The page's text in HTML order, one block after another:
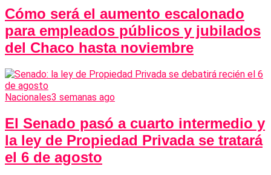
Cómo será el aumento escalonado
para empleados públicos y jubilados
del Chaco hasta noviembre
Nacionales3 semanas ago
El Senado pasó a cuarto intermedio y
la ley de Propiedad Privada se tratará
el 6 de agosto